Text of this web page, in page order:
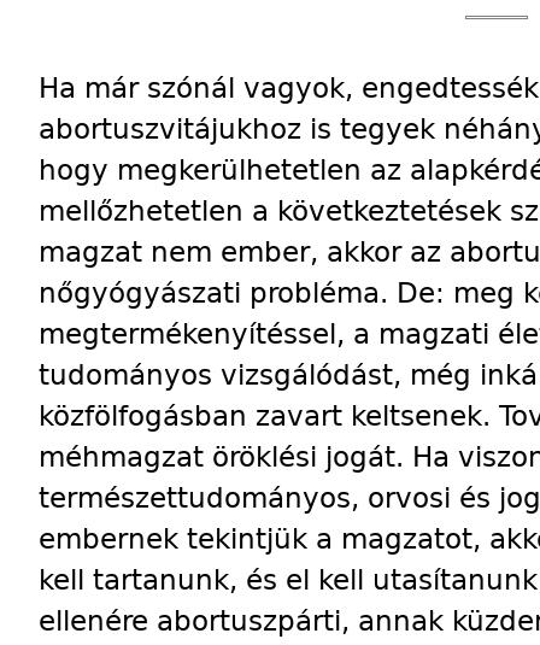
Ha már szónál vagyok,
abortuszvitájukhoz is tegyek
hogy megkerülhetetlen az
mellőzhetetlen a következtetések
magzat nem ember, akkor az
nőgyógyászati probléma. De: meg
megtermékenyítéssel, a magzati
tudományos vizsgálódást, még
közfölfogásban zavart keltsenek.
méhmagzat öröklési jogát. Ha
természettudományos, orvosi és
embernek tekintjük a magzatot,
kell tartanunk, és el kell
ellenére abortuszpárti, annak